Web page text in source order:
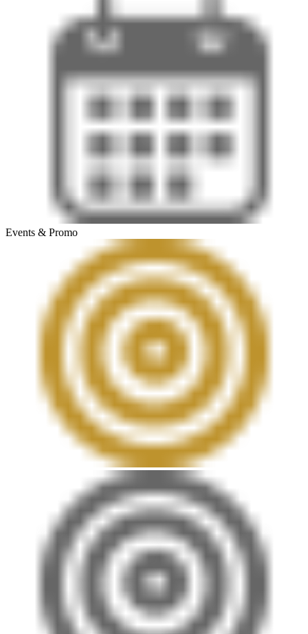
Events & Promo